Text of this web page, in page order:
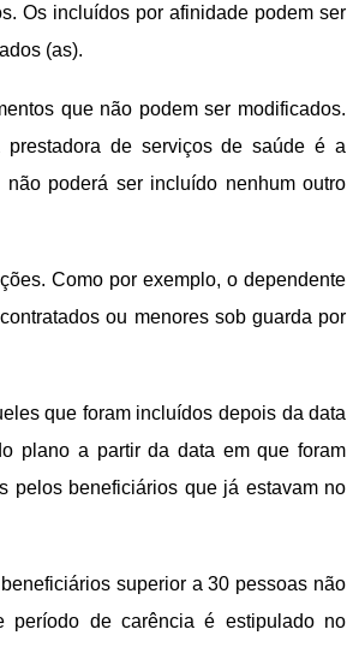
Os incluídos por afinidade podem ser
(as).
que não podem ser modificados.
prestadora de serviços de saúde é a
poderá ser incluído nenhum outro
Como por exemplo, o dependente
ou menores sob guarda por
que foram incluídos depois da data
plano a partir da data em que foram
pelos beneficiários que já estavam no
superior a 30 pessoas não
período de carência é estipulado no